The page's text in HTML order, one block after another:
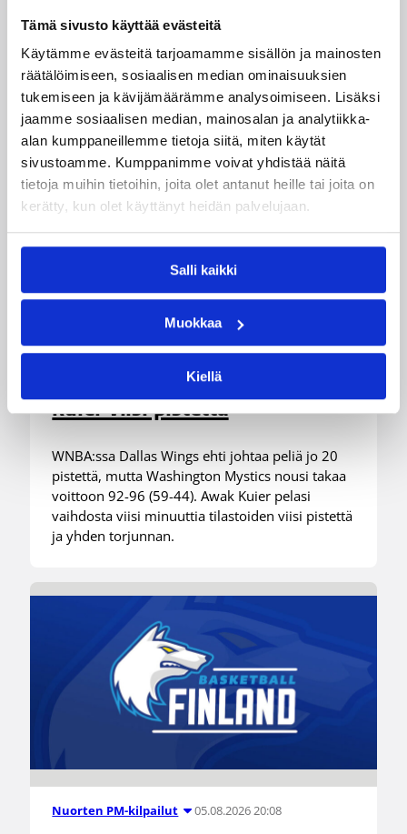
Tämä sivusto käyttää evästeitä
Käytämme evästeitä tarjoamamme sisällön ja mainosten
räätälöimiseen, sosiaalisen median ominaisuuksien
tukemiseen ja kävijämäärämme analysoimiseen. Lisäksi
jaamme sosiaalisen median, mainosalan ja analytiikka-
alan kumppaneillemme tietoja siitä, miten käytät
sivustoamme. Kumppanimme voivat yhdistää näitä
tietoja muihin tietoihin, joita olet antanut heille tai joita on
kerätty, kun olet käyttänyt heidän palvelujaan.
Salli kaikki
Muokkaa
Kiellä
Suomalaiset ulkomailla 06.08.2026 09:16
Mystics nousi 20 pisteen takaa
voittoon Wingsiä vastaan –
Kuier viisi pistettä
WNBA:ssa Dallas Wings ehti johtaa peliä jo 20
pistettä, mutta Washington Mystics nousi takaa
voittoon 92-96 (59-44). Awak Kuier pelasi
vaihdosta viisi minuuttia tilastoiden viisi pistettä
ja yhden torjunnan.
Nuorten PM-kilpailut 05.08.2026 20:08